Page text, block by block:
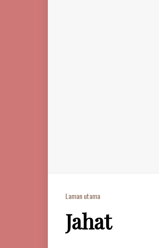
Laman utama
Jahat